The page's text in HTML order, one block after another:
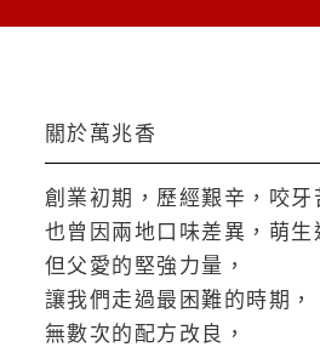
關於萬兆香
創業初期，歷經艱辛，咬牙
也曾因兩地口味差異，萌生
但父愛的堅強力量，
讓我們走過最困難的時期，
無數次的配方改良，